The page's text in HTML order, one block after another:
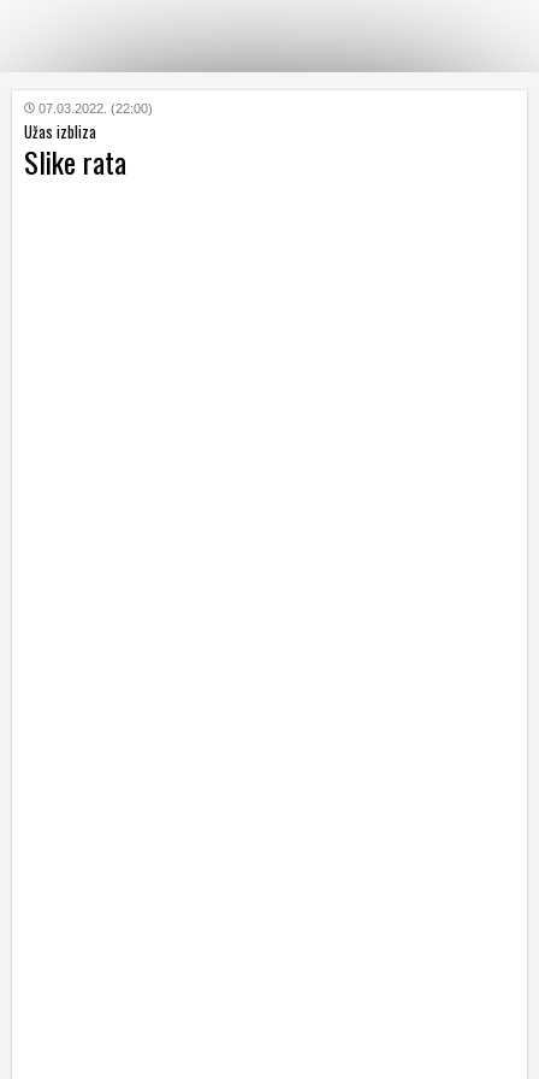
KATEGORIJE
HRVATSKI
07.03.2022. (22:00)
Užas izbliza
Slike rata